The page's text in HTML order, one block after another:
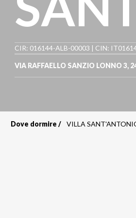
CIR: 016144-ALB-00003 | CIN:
VIA RAFFAELLO SANZIO LONNO 3,
Dove dormire VILLA